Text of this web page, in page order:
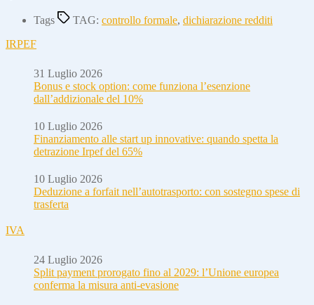
Tags TAG: controllo formale, dichiarazione redditi
IRPEF
31 Luglio 2026
Bonus e stock option: come funziona l’esenzione
dall’addizionale del 10%
10 Luglio 2026
Finanziamento alle start up innovative: quando spetta la
detrazione Irpef del 65%
10 Luglio 2026
Deduzione a forfait nell’autotrasporto: con sostegno spese di
trasferta
IVA
24 Luglio 2026
Split payment prorogato fino al 2029: l’Unione europea
conferma la misura anti-evasione